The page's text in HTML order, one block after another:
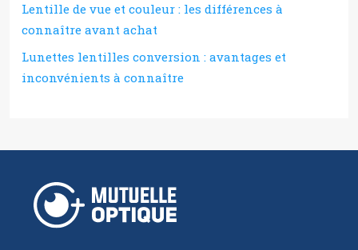
Lentille de vue et couleur : les différences à
connaître avant achat
Lunettes lentilles conversion : avantages et
inconvénients à connaître